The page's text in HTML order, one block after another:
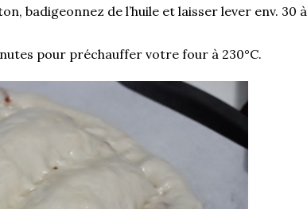
badigeonnez de l’huile et laisser lever env. 30 à
pour préchauffer votre four à 230°C.